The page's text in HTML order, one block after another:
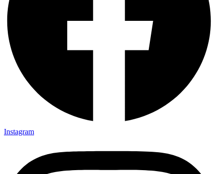
Instagram